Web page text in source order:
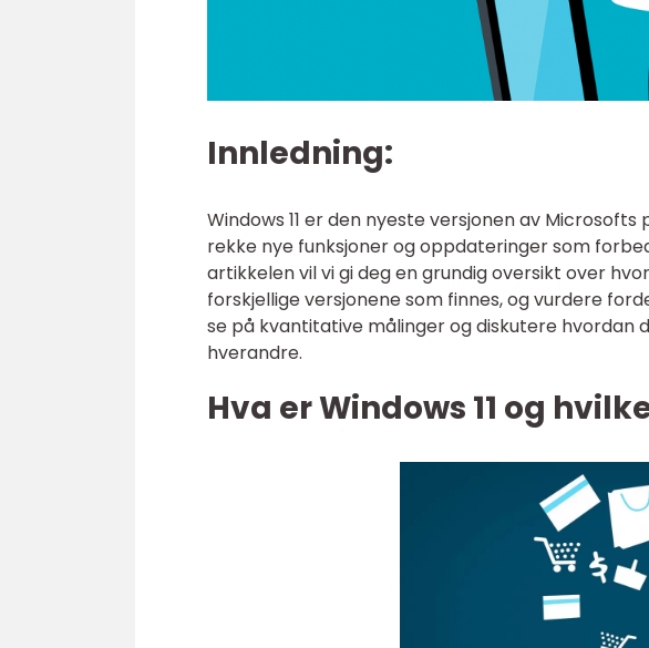
Innledning:
Windows 11 er den nyeste versjonen av
rekke nye funksjoner og oppdateringer som
artikkelen vil vi gi deg en grundig oversikt over
forskjellige versjonene som finnes, og vurdere
se på kvantitative målinger og diskutere hvordan
hverandre.
Hva er Windows 11 og